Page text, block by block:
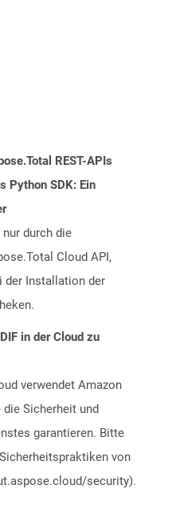
REST-APIs
Python SDK: Ein
durch die
Cloud API,
der Installation der
in der Cloud zu
verwendet Amazon
die Sicherheit und
garantieren. Bitte
von
security).